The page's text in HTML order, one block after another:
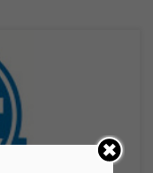
повећане али и
водоснабдевања
апелујемо на
местима, да воду